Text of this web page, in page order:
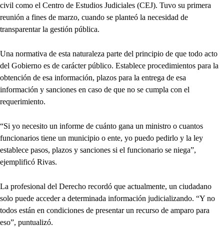
civil como el Centro de Estudios Judiciales (CEJ). Tuvo su primera
reunión a fines de marzo, cuando se planteó la necesidad de
transparentar la gestión pública.
Una normativa de esta naturaleza parte del principio de que todo acto
del Gobierno es de carácter público. Establece procedimientos para la
obtención de esa información, plazos para la entrega de esa
información y sanciones en caso de que no se cumpla con el
requerimiento.
“Si yo necesito un informe de cuánto gana un ministro o cuantos
funcionarios tiene un municipio o ente, yo puedo pedirlo y la ley
establece pasos, plazos y sanciones si el funcionario se niega”,
ejemplificó Rivas.
La profesional del Derecho recordó que actualmente, un ciudadano
solo puede acceder a determinada información judicializando. “Y no
todos están en condiciones de presentar un recurso de amparo para
eso”, puntualizó.